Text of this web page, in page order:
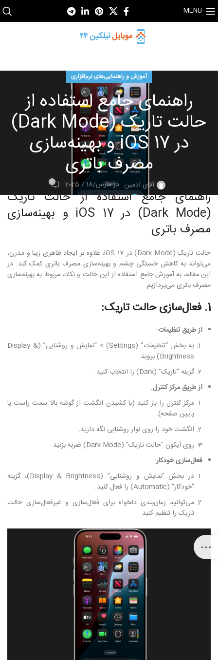
MENU
آموزش و راهنمایی‌های نرم‌افزاری
راهنمای جامع استفاده از
حالت تاریک (Dark Mode)
در iOS 17 و بهینه‌سازی
مصرف باتری
آقای ادمین در مارس/18 / 2025 0
راهنمای جامع استفاده از حالت تاریک
(Dark Mode) در iOS 17 و بهینه‌سازی
مصرف باتری
حالت تاریک (Dark Mode) در iOS 17، علاوه بر ایجاد ظاهری زیبا و مدرن،
می‌تواند به کاهش خستگی چشم و بهینه‌سازی مصرف باتری کمک کند. در
این مقاله، به آموزش جامع استفاده از این حالت و نکات مربوط به بهینه‌سازی
مصرف باتری می‌پردازیم.
1. فعال‌سازی حالت تاریک:
از طریق تنظیمات:
به بخش “تنظیمات” (Settings) > “نمایش و روشنایی” (Display &
Brightness) بروید.
گزینه “تاریک” (Dark) را انتخاب کنید.
از طریق مرکز کنترل:
مرکز کنترل را باز کنید (با کشیدن انگشت از گوشه بالا سمت راست یا
پایین صفحه).
انگشت خود را روی نوار روشنایی نگه دارید.
روی آیکون “حالت تاریک” (Dark Mode) ضربه بزنید.
فعال‌سازی خودکار:
در بخش “نمایش و روشنایی” (Display & Brightness)، گزینه
“خودکار” (Automatic) را فعال کنید.
می‌توانید زمان‌بندی دلخواه برای فعال‌سازی و غیرفعال‌سازی حالت
تاریک را تنظیم کنید.